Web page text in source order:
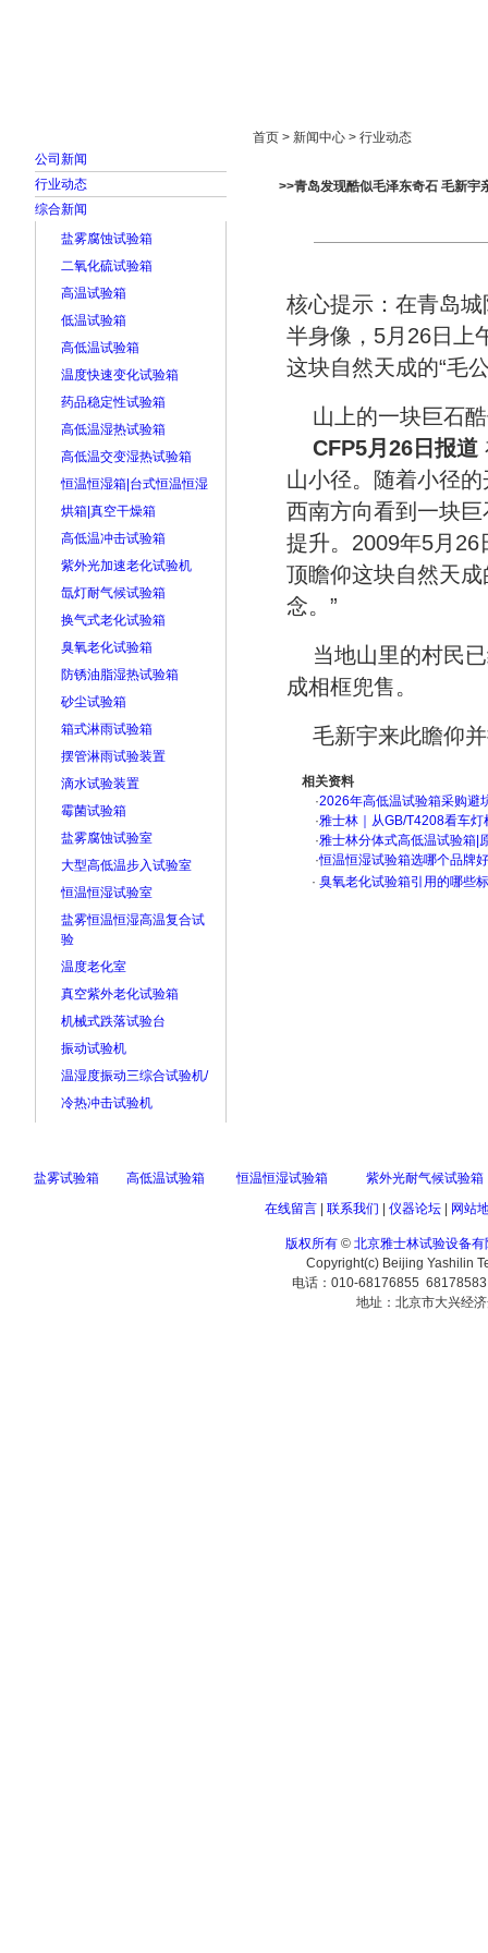
公司新闻
行业动态
综合新闻
盐雾腐蚀试验箱
二氧化硫试验箱
高温试验箱
低温试验箱
高低温试验箱
温度快速变化试验箱
药品稳定性试验箱
高低温湿热试验箱
高低温交变湿热试验箱
恒温恒湿箱|台式恒温恒湿
烘箱|真空干燥箱
高低温冲击试验箱
紫外光加速老化试验机
氙灯耐气候试验箱
换气式老化试验箱
臭氧老化试验箱
防锈油脂湿热试验箱
砂尘试验箱
箱式淋雨试验箱
摆管淋雨试验装置
滴水试验装置
霉菌试验箱
盐雾腐蚀试验室
大型高低温步入试验室
恒温恒湿试验室
盐雾恒温恒湿高温复合试
验
温度老化室
真空紫外老化试验箱
机械式跌落试验台
振动试验机
温湿度振动三综合试验机/
冷热冲击试验机
首页 > 新闻中心 > 行业动态
>>青岛发现酷似毛泽东奇石 毛新宇
核心提示：在青岛
半身像，5月26日上
这块自然天成的“毛
山上的一块巨石
CFP5月26日报道
山小径。随着小径
西南方向看到一块
提升。2009年5月
顶瞻仰这块自然天成
念。”
当地山里的村民
成相框兜售。
毛新宇来此瞻仰
相关资料
·2026年高低温试验箱采购
·雅士林｜从GB/T4208看车
·雅士林分体式高低温试验箱|
·恒温恒湿试验箱选哪个品牌
· 臭氧老化试验箱引用的哪些
盐雾试验箱 高低温试验箱 恒温恒湿试验箱
紫外光耐气候试验箱
在线留言| 联系我们 仪器论坛| 网站
版权所有 © 北京雅士林试验设备有
Copyright(c) Beijing Yashilin
电话：010-68176855
地址：北京市大兴经